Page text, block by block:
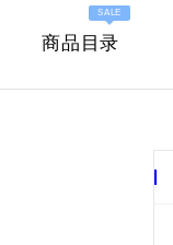
商品目录
SALE